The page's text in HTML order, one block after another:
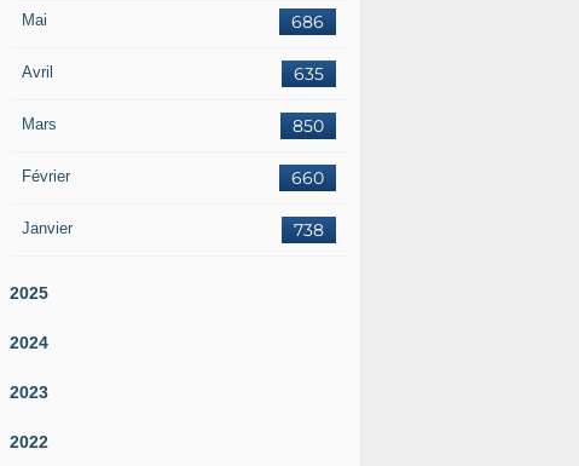
Mai 686
Avril 635
Mars 850
Février 660
Janvier 738
2025
2024
2023
2022